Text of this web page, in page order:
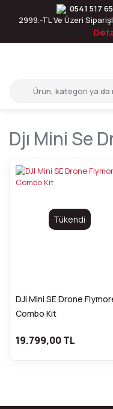
0541 517
2999.-TL Ve Üzeri
Djı Mini Se
Tükendi
DJI Mini SE Drone
Combo Kit
19.799,00 TL